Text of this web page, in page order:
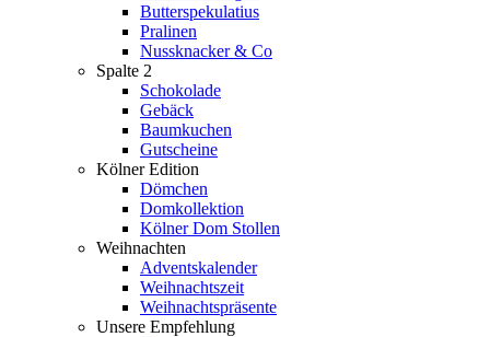
Butterspekulatius
Pralinen
Nussknacker & Co
Spalte 2
Schokolade
Gebäck
Baumkuchen
Gutscheine
Kölner Edition
Dömchen
Domkollektion
Kölner Dom Stollen
Weihnachten
Adventskalender
Weihnachtszeit
Weihnachtspräsente
Unsere Empfehlung